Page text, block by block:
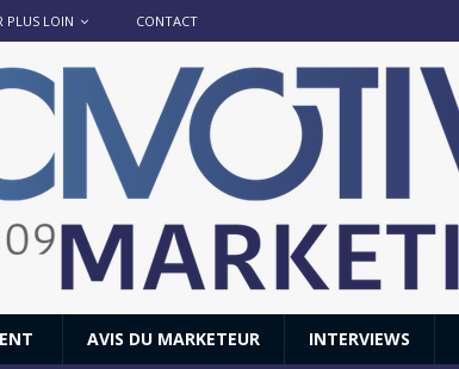
PLUS LOIN CONTACT
AVIS DU MARKETEUR INTERVIEWS